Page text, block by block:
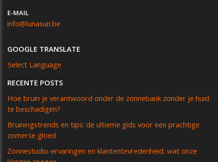
E-MAIL
info@lunasun.be
GOOGLE TRANSLATE
Select Language
RECENTE POSTS
Hoe bruin je verantwoord onder de zonnebank zonder je huid
te beschadigen?
Bruiningstrends en tips: de ultieme gids voor een prachtige
zomerse gloed
Zonnestudio-ervaringen en klantentevredenheid: wat onze